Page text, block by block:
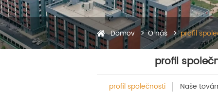
Domov O nás profil
profil
profil společnosti Naše